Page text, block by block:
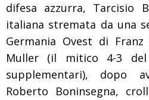
difesa azzurra, Tarcisio
italiana stremata da una
Germania Ovest di Franz
Muller (il mitico 4-3
supplementari), dopo
Roberto Boninsegna,